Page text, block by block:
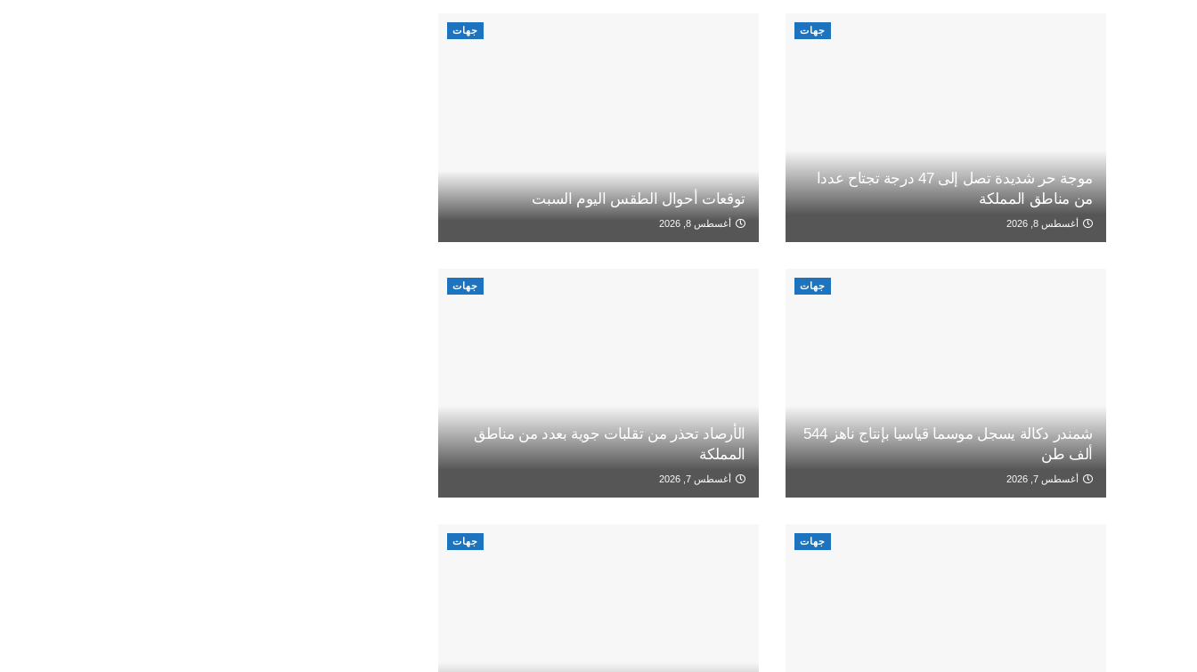
جهات
موجة حر شديدة تصل إلى 47 درجة تجتاح عددا
من مناطق المملكة
أغسطس 8, 2026
جهات
توقعات أحوال الطقس اليوم السبت
أغسطس 8, 2026
جهات
شمندر دكالة يسجل موسما قياسيا بإنتاج ناهز 544
ألف طن
أغسطس 7, 2026
جهات
الأرصاد تحذر من تقلبات جوية بعدد من مناطق
المملكة
أغسطس 7, 2026
جهات جهات